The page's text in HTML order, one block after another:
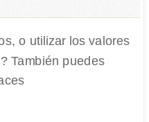
o utilizar los valores
También puedes